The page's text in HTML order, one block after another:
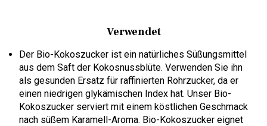
Verwendet
Der Bio-Kokoszucker ist ein natürliches Süßungsmittel
aus dem Saft der Kokosnussblüte. Verwenden Sie ihn
als gesunden Ersatz für raffinierten Rohrzucker, da er
einen niedrigen glykämischen Index hat. Unser Bio-
Kokoszucker serviert mit einem köstlichen Geschmack
nach süßem Karamell-Aroma. Bio-Kokoszucker eignet